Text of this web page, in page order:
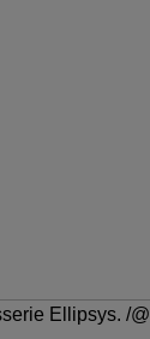
Ellipsys. /